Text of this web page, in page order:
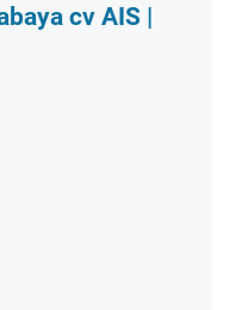
cv AIS |